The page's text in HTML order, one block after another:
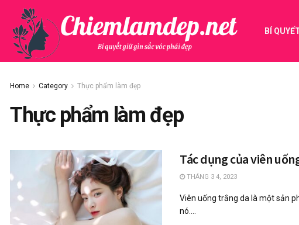
BÍ
Home Category Thực phẩm làm đẹp
Thực phẩm làm đẹp
Tác dụng của viên
THÁNG 3 4, 2023
Viên uống trắng da là một sản
nó....